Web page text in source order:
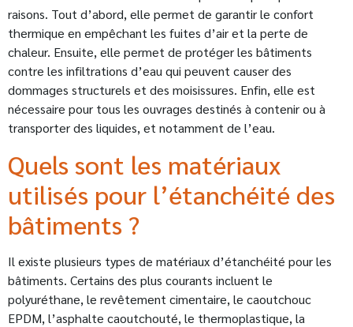
raisons. Tout d’abord, elle permet de garantir le confort
thermique en empêchant les fuites d’air et la perte de
chaleur. Ensuite, elle permet de protéger les bâtiments
contre les infiltrations d’eau qui peuvent causer des
dommages structurels et des moisissures. Enfin, elle est
nécessaire pour tous les ouvrages destinés à contenir ou à
transporter des liquides, et notamment de l’eau.
Quels sont les matériaux
utilisés pour l’étanchéité des
bâtiments ?
Il existe plusieurs types de matériaux d’étanchéité pour les
bâtiments. Certains des plus courants incluent le
polyuréthane, le revêtement cimentaire, le caoutchouc
EPDM, l’asphalte caoutchouté, le thermoplastique, la